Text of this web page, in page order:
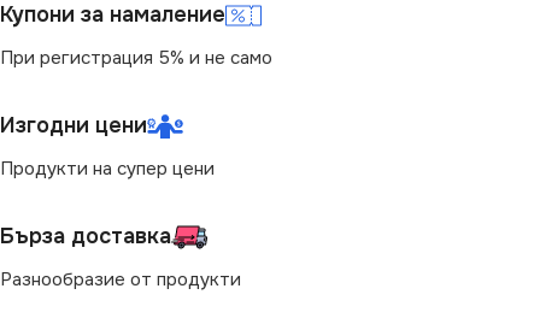
ЦВЕТНА ТЕМПЕРАТУРА
НАПРЕЖЕНИЕ (V)
220V
Купони за намаление
При регистрация 5% и не само
Изгодни цени
Продукти на супер цени
Бърза доставка
Разнообразие от продукти